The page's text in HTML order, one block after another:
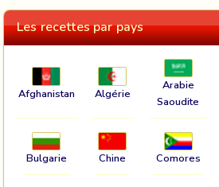
Les recettes par pays
Afghanistan Algérie
Arabie
Saoudite
Bulgarie Chine Comores